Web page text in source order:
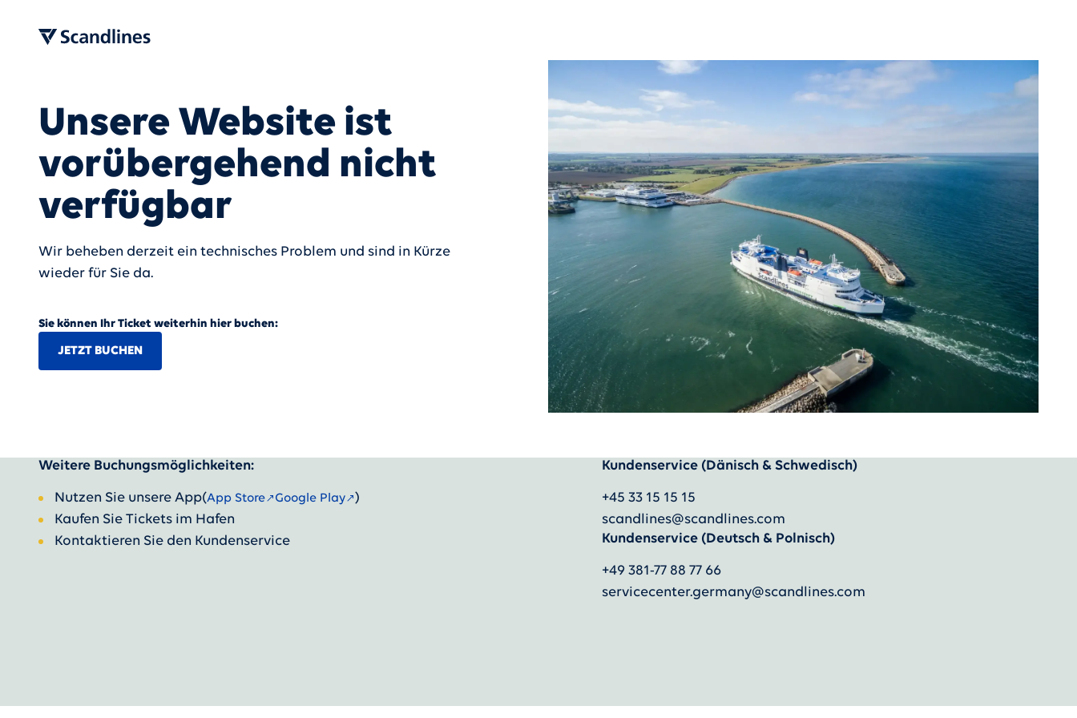
Unsere Website ist
vorübergehend nicht
verfügbar
Wir beheben derzeit ein technisches Problem und sind in Kürze
wieder für Sie da.
Sie können Ihr Ticket weiterhin hier buchen:
JETZT BUCHEN
Weitere Buchungsmöglichkeiten:
Nutzen Sie unsere App(App Store Google Play
)
Kaufen Sie Tickets im Hafen
Kontaktieren Sie den Kundenservice
Kundenservice (Dänisch & Schwedisch)
+45 33 15 15 15
scandlines@scandlines.com
Kundenservice (Deutsch & Polnisch)
+49 381-77 88 77 66
servicecenter.germany@scandlines.com